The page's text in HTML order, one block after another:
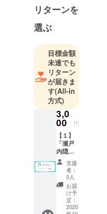
のち、2013
年より広島
県尾道市で
会社員とし
て働きなが
ら、一棟貸
しの宿泊施
設、瀬戸内
隠れ家リ
ゾートCiela
をオープ
ン。 2017
年より個人
事業主とし
て独立、専
門分野のデ
ジタルマー
ケティング
の手法を活
リターンを
選ぶ
目標金額
未達でも
リターン
が届きま
す(All-in
方式)
3,0
00 円
【１】
「瀬戸
内隠れ
家リ
ゾート
Salon」
コミュ
ニティ
【レ
ギュ
支援
者：
0人
お届
け予
定：
2020